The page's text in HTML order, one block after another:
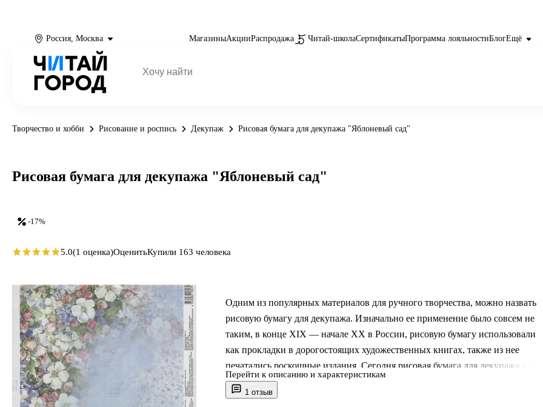
Россия, Москва МагазиныАкцииРаспродажа Читай-школаСертификатыПрограмма лояльностиБлогЕщё
Творчество и хобби Рисование и роспись Декупаж Рисовая бумага для декупажа "Яблоневый сад"
1 отзыв
Одним из популярных материалов для ручного творчества, можно назвать
рисовую бумагу для декупажа. Изначально ее применение было совсем не
таким, в конце XIX — начале XX в России, рисовую бумагу использовали
как прокладки в дорогостоящих художественных книгах, также из нее
печатались роскошные издания. Сегодня рисовая бумага для декупажа – это
прежде всего идеальный материал для творчества. Работать с ней достаточно
просто, она с легкостью повторяет любую форму и поверхность. Купить
Перейти к описанию и характеристикам
-17%
Рисовая бумага для декупажа "Яблоневый сад"
5.0(1 оценка)ОценитьКупили 163 человека